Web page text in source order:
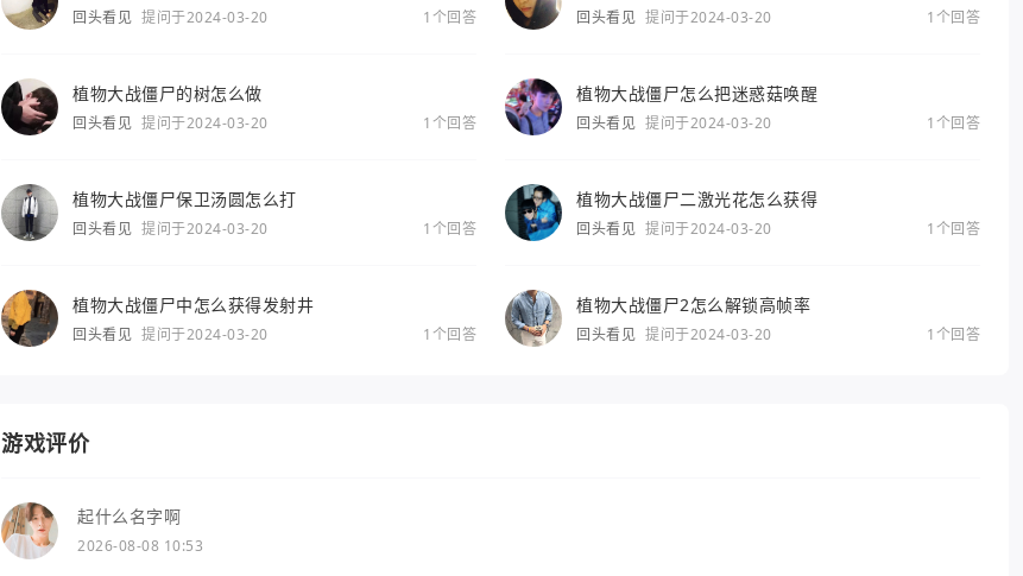
回头看见 提问于2024-03-20 1个回答 回头看见 提问于2024-03-20 1个回答
植物大战僵尸的树怎么做
回头看见 提问于2024-03-20 1个回答
植物大战僵尸怎么把迷惑菇唤醒
回头看见 提问于2024-03-20 1个回答
植物大战僵尸保卫汤圆怎么打
回头看见 提问于2024-03-20 1个回答
植物大战僵尸二激光花怎么获得
回头看见 提问于2024-03-20 1个回答
植物大战僵尸中怎么获得发射井
回头看见 提问于2024-03-20 1个回答
植物大战僵尸2怎么解锁高帧率
回头看见 提问于2024-03-20 1个回答
游戏评价
起什么名字啊
2026-08-08 10:53